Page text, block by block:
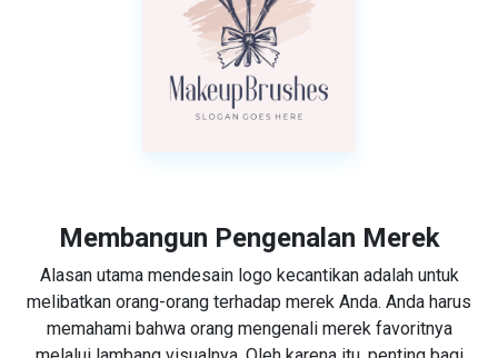
Membangun Pengenalan Merek
Alasan utama mendesain logo kecantikan adalah untuk
melibatkan orang-orang terhadap merek Anda. Anda harus
memahami bahwa orang mengenali merek favoritnya